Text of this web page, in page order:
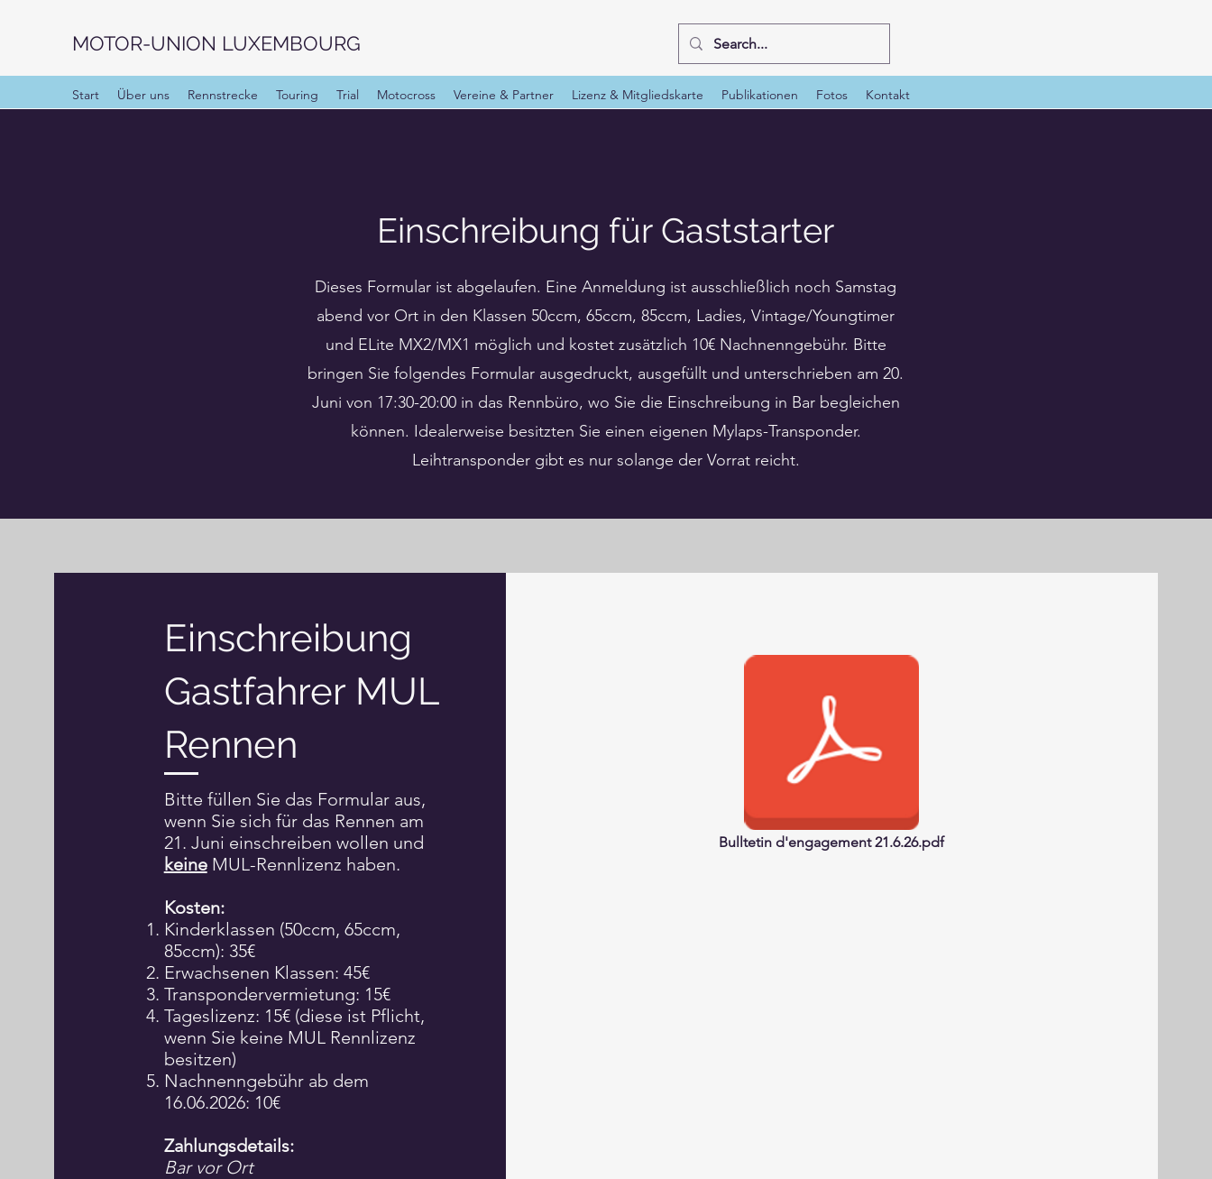
MOTOR-UNION LUXEMBOURG
Start Über uns Rennstrecke Touring Trial Motocross Vereine & Partner Lizenz & Mitgliedskarte Publikationen Fotos Kontakt
Einschreibung für Gaststarter
Dieses Formular ist abgelaufen. Eine Anmeldung ist ausschließlich noch Samstag
abend vor Ort in den Klassen 50ccm, 65ccm, 85ccm, Ladies, Vintage/Youngtimer
und ELite MX2/MX1 möglich und kostet zusätzlich 10€ Nachnenngebühr. Bitte
bringen Sie folgendes Formular ausgedruckt, ausgefüllt und unterschrieben am 20.
Juni von 17:30-20:00 in das Rennbüro, wo Sie die Einschreibung in Bar begleichen
können. Idealerweise besitzten Sie einen eigenen Mylaps-Transponder.
Leihtransponder gibt es nur solange der Vorrat reicht.
Einschreibung
Gastfahrer MUL
Rennen
Bitte füllen Sie das Formular aus,
wenn Sie sich für das Rennen am
21. Juni einschreiben wollen und
keineMUL-Rennlizenz haben.
Kosten:
Kinderklassen (50ccm, 65ccm,
85ccm): 35€
Erwachsenen Klassen: 45€
Transpondervermietung: 15€
Tageslizenz: 15€ (diese ist Pflicht,
wenn Sie keine MUL Rennlizenz
besitzen)
Nachnenngebühr ab dem
16.06.2026: 10€
Zahlungsdetails:
Bar vor Ort
Bulltetin d'engagement 21.6.26.pdf